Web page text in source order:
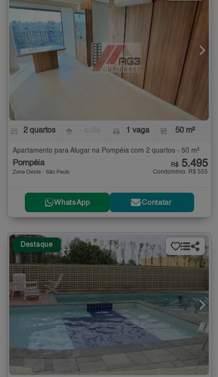
2 quartos 1 vaga 50 m²
Apartamento para Alugar na Pompéia com 2 quartos - 50 m²
Pompéia
Zona Oeste - São Paulo
R$ 5.495
Condomínio: R$ 555
WhatsApp Contatar
Destaque